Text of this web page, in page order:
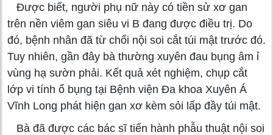
Được biết, người phụ nữ này có tiền sử xơ gan
trên nền viêm gan siêu vi B đang được điều trị. Do
đó, bệnh nhân đã từ chối nội soi cắt túi mật trước đó.
Tuy nhiên, gần đây bà thường xuyên đau bụng âm ỉ
vùng hạ sườn phải. Kết quả xét nghiệm, chụp cắt
lớp vi tính ổ bụng tại Bệnh viện Đa khoa Xuyên Á
Vĩnh Long phát hiện gan xơ kèm sỏi lấp đầy túi mật.
Bà đã được các bác sĩ tiến hành phẫu thuật nội soi